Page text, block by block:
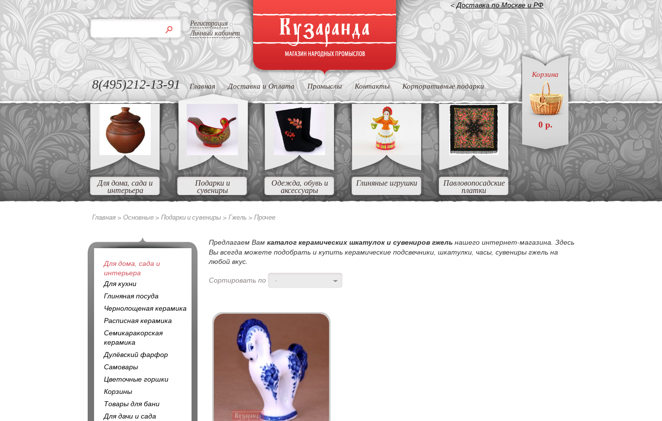
Регистрация
Личный кабинет
<Доставка по Москве и РФ
Корзина
0 р.
8(495)212-13-91 Главная Доставка и Оплата Промыслы Контакты Корпоративные подарки
Для дома, сада и
интерьера
Подарки и
сувениры
Одежда, обувь и
аксессуары
Глиняные игрушки Павловопосадские
платки
Главная > Основные > Подарки и сувениры > Гжель > Прочее
Предлагаем Вам каталог керамических шкатулок и сувениров гжель нашего интернет-магазина. Здесь
Вы всегда можете подобрать и купить керамические подсвечники, шкатулки, часы, сувениры гжель на
любой вкус.
Сортировать по
-
Для дома, сада и
интерьера
Для кухни
Глиняная посуда
Чернолощеная керамика
Расписная керамика
Семикаракорская
керамика
Дулёвский фарфор
Самовары
Цветочные горшки
Корзины
Товары для бани
Для дачи и сада